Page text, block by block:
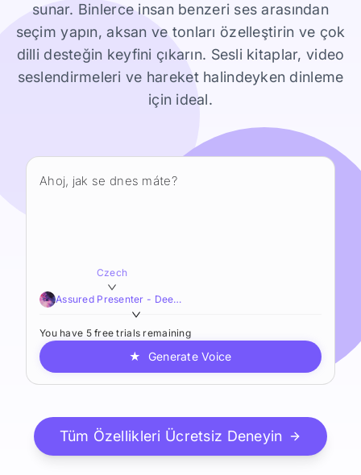
sunar. Binlerce insan benzeri ses arasından
seçim yapın, aksan ve tonları özelleştirin ve çok
dilli desteğin keyfini çıkarın. Sesli kitaplar, video
seslendirmeleri ve hareket halindeyken dinleme
için ideal.
Czech
Assured Presenter - Deep,Smooth,Resonant
You have 5 free trials remaining
★ Generate Voice
Tüm Özellikleri Ücretsiz Deneyin